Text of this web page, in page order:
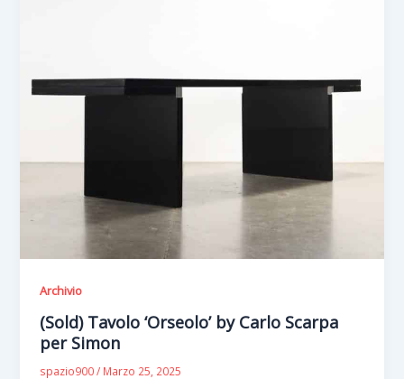
Archivio
(Sold) Tavolo ‘Orseolo’ by Carlo Scarpa
per Simon
spazio900/ Marzo 25, 2025